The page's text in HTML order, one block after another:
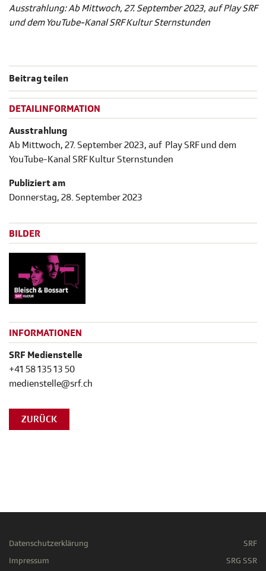
Ausstrahlung: Ab Mittwoch, 27. September 2023, auf Play SRF
und dem YouTube-Kanal SRF Kultur Sternstunden
Beitrag teilen
DETAILINFORMATION
Ausstrahlung
Ab Mittwoch, 27. September 2023, auf Play SRF und dem
YouTube-Kanal SRF Kultur Sternstunden
Publiziert am
Donnerstag, 28. September 2023
BILDER
INFORMATIONEN
SRF Medienstelle
+41 58 135 13 50
medienstelle@srf.ch
ZURÜCK
Datenschutzerklärung
Impressum
SRF
SRG SSR